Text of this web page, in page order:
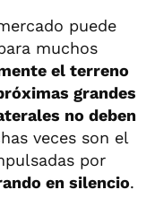
puede
muchos
el terreno
grandes
no deben
veces son el
por
en silencio.